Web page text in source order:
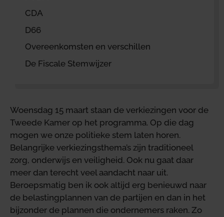
CDA
D66
Overeenkomsten en verschillen
De Fiscale Stemwijzer
Woensdag 15 maart staan de verkiezingen voor de
Tweede Kamer op het programma. Op die dag
mogen we onze politieke stem laten horen.
Belangrijke verkiezingsthema’s zijn traditioneel
zorg, onderwijs en veiligheid. Ook nu gaat daar
meer dan terecht veel aandacht naar uit.
Beroepsmatig ben ik ook altijd erg benieuwd naar
de belastingplannen van de partijen en dan in het
bijzonder de plannen die ondernemers raken. Zo